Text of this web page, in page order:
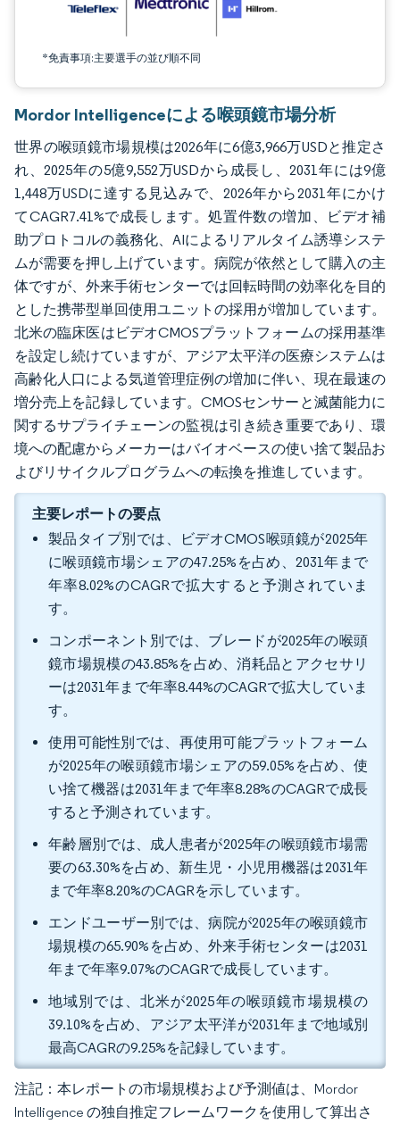
*免責事項:主要選手の並び順不同
Mordor Intelligenceによる喉頭鏡市場分析
世界の喉頭鏡市場規模は2026年に6億3,966万USDと推定さ
れ、2025年の5億9,552万USDから成長し、2031年には9億
1,448万USDに達する見込みで、2026年から2031年にかけ
てCAGR7.41%で成長します。処置件数の増加、ビデオ補
助プロトコルの義務化、AIによるリアルタイム誘導システ
ムが需要を押し上げています。病院が依然として購入の主
体ですが、外来手術センターでは回転時間の効率化を目的
とした携帯型単回使用ユニットの採用が増加しています。
北米の臨床医はビデオCMOSプラットフォームの採用基準
を設定し続けていますが、アジア太平洋の医療システムは
高齢化人口による気道管理症例の増加に伴い、現在最速の
増分売上を記録しています。CMOSセンサーと滅菌能力に
関するサプライチェーンの監視は引き続き重要であり、環
境への配慮からメーカーはバイオベースの使い捨て製品お
よびリサイクルプログラムへの転換を推進しています。
主要レポートの要点
製品タイプ別では、ビデオCMOS喉頭鏡が2025年
に喉頭鏡市場シェアの47.25%を占め、2031年まで
年率8.02%のCAGRで拡大すると予測されていま
す。
コンポーネント別では、ブレードが2025年の喉頭
鏡市場規模の43.85%を占め、消耗品とアクセサリ
ーは2031年まで年率8.44%のCAGRで拡大していま
す。
使用可能性別では、再使用可能プラットフォーム
が2025年の喉頭鏡市場シェアの59.05%を占め、使
い捨て機器は2031年まで年率8.28%のCAGRで成長
すると予測されています。
年齢層別では、成人患者が2025年の喉頭鏡市場需
要の63.30%を占め、新生児・小児用機器は2031年
まで年率8.20%のCAGRを示しています。
エンドユーザー別では、病院が2025年の喉頭鏡市
場規模の65.90%を占め、外来手術センターは2031
年まで年率9.07%のCAGRで成長しています。
地域別では、北米が2025年の喉頭鏡市場規模の
39.10%を占め、アジア太平洋が2031年まで地域別
最高CAGRの9.25%を記録しています。
注記：本レポートの市場規模および予測値は、Mordor
Intelligence の独自推定フレームワークを使用して算出さ